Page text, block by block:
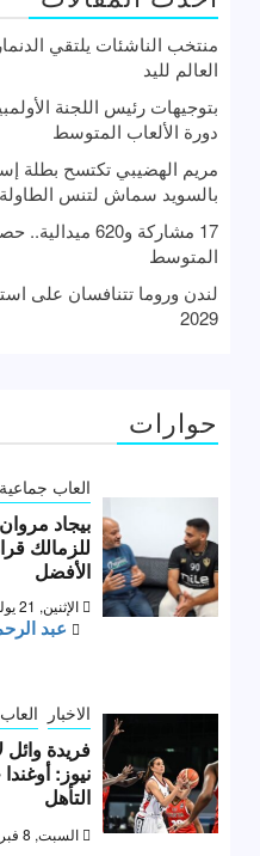
منتخب الناشئات يلتقي
العالم لليد
بتوجيهات رئيس اللجنة
دورة الألعاب المتوسط
مريم الهضيبي تكتسح بطلة
بالسويد سماش لتنس الطاولة
17 مشاركة و620
المتوسط
لندن وروما تتنافسان على
2029
حوارات
العاب جماعية
بيجاد
للزمالك
الأفضل
الإثنين, 21 يوليو 2025, 5:37 م
عبد
الاخبار
فريدة
نيوز:
التأهل
السبت, 8 فبراير 2025, 12:19 ص